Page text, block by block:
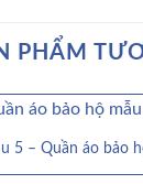
PHẨM
5 – Quần áo bảo